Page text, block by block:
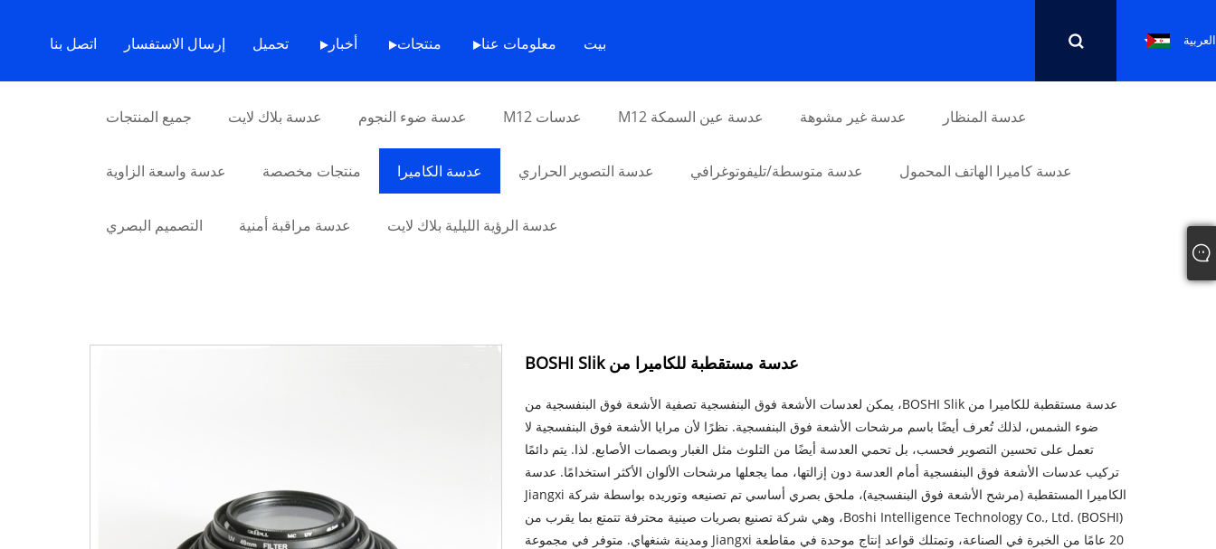
بيت معلومات عنا منتجات أخبار تحميل إرسال الاستفسار اتصل بنا العربية
جميع المنتجات عدسة بلاك لايت عدسة ضوء النجوم عدسات M12 عدسة عين السمكة M12 عدسة غير مشوهة عدسة المنظار
عدسة واسعة الزاوية منتجات مخصصة عدسة الكاميرا عدسة التصوير الحراري عدسة متوسطة/تليفوتوغرافي عدسة كاميرا الهاتف المحمول
التصميم البصري عدسة مراقبة أمنية عدسة الرؤية الليلية بلاك لايت
عدسة مستقطبة للكاميرا من BOSHI Slik
عدسة مستقطبة للكاميرا من BOSHI Slik، يمكن لعدسات الأشعة فوق البنفسجية تصفية الأشعة فوق البنفسجية من
ضوء الشمس، لذلك تُعرف أيضًا باسم مرشحات الأشعة فوق البنفسجية. نظرًا لأن مرايا الأشعة فوق البنفسجية لا
تعمل على تحسين التصوير فحسب، بل تحمي العدسة أيضًا من التلوث مثل الغبار وبصمات الأصابع. لذا. يتم دائمًا
تركيب عدسات الأشعة فوق البنفسجية أمام العدسة دون إزالتها، مما يجعلها مرشحات الألوان الأكثر استخدامًا. عدسة
الكاميرا المستقطبة (مرشح الأشعة فوق البنفسجية)، ملحق بصري أساسي تم تصنيعه وتوريده بواسطة شركة Jiangxi
Boshi Intelligence Technology Co., Ltd. (BOSHI)، وهي شركة تصنيع بصريات صينية محترفة تتمتع بما يقرب من
20 عامًا من الخبرة في الصناعة، وتمتلك قواعد إنتاج موحدة في مقاطعة Jiangxi ومدينة شنغهاي. متوفر في مجموعة